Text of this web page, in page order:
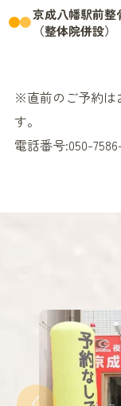
京成八幡駅前整
（整体院併設）
※直前のご予約は
す。
電話番号:050-